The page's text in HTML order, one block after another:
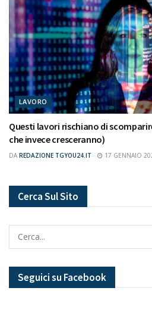
LAVORO
Questi lavori rischiano di
che invece cresceranno)
DA REDAZIONE TGYOU24.IT 17 GENNAIO
Cerca Sul Sito
Seguici su Facebook